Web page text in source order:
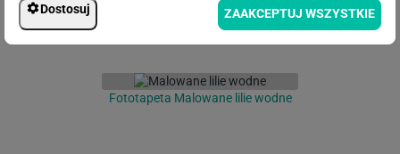
Fototapeta Malowane lilie wodne
Dostosuj ZAAKCEPTUJ WSZYSTKIE